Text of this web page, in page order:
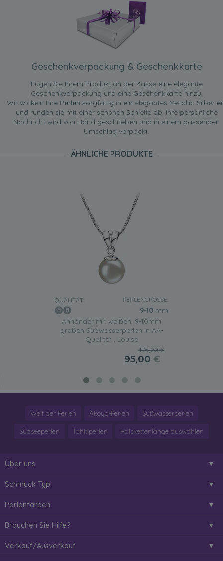
Geschenkverpackung & Geschenkkarte
Fügen Sie Ihrem Produkt an der Kasse eine elegante
Geschenkverpackung und eine Geschenkkarte hinzu.
Wir wickeln Ihre Perlen sorgfältig in ein elegantes Metallic-Silber
und runden sie mit einer schönen Schleife ab. Ihre persönliche
Nachricht wird von Hand geschrieben und in einem passenden
Umschlag verpackt.
ÄHNLICHE PRODUKTE
QUALITÄT: PERLENGRÖSSE:
9-10 mm
Anhänger mit weißen, 9-10mm
großen Süßwasserperlen in AA-
Qualität , Louise
475,00 €
95,00 €
Welt der Perlen Akoya-Perlen Süßwasserperlen
Südseeperlen Tahitiperlen Halskettenlänge auswählen
Über uns
Schmuck Typ
Perlenfarben
Brauchen Sie Hilfe?
Verkauf/Ausverkauf